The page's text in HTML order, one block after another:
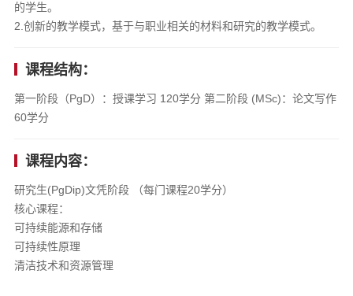
的学生。
2.创新的教学模式，基于与职业相关的材料和研究的教学模式。
课程结构：
第一阶段（PgD）：授课学习 120学分 第二阶段 (MSc)：论文写作
60学分
课程内容：
研究生(PgDip)文凭阶段 （每门课程20学分）
核心课程：
可持续能源和存储
可持续性原理
清洁技术和资源管理